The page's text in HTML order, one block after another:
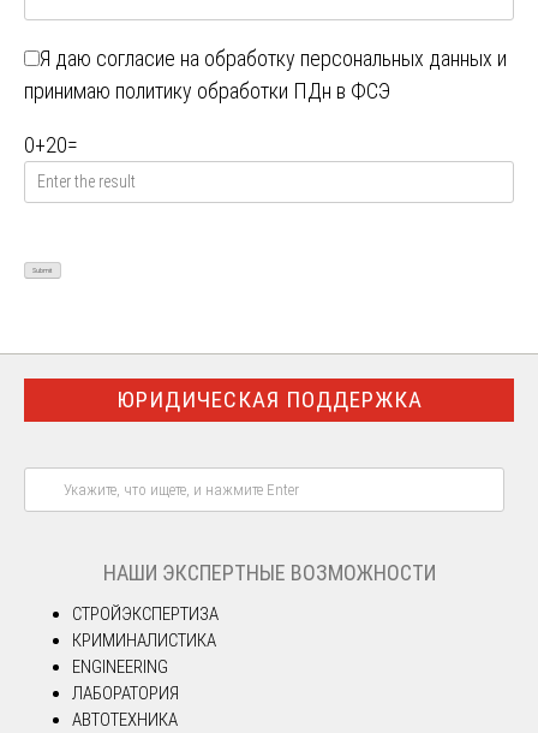
Я даю согласие на обработку персональных данных и
принимаю политику обработки ПДн в ФСЭ
0+20=
ЮРИДИЧЕСКАЯ ПОДДЕРЖКА
НАШИ ЭКСПЕРТНЫЕ ВОЗМОЖНОСТИ
СТРОЙЭКСПЕРТИЗА
КРИМИНАЛИСТИКА
ENGINEERING
ЛАБОРАТОРИЯ
АВТОТЕХНИКА